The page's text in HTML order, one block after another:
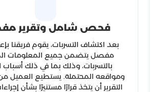
فحص شامل وتقرير
بعد اكتشاف التسربات، يقوم فريقنا
مفصل يتضمن جميع المعلومات
بالتسربات، وذلك بما في ذلك أسباب
ومواقعه المحتملة. يستطيع العميل
التقرير أن يتخذ قرارًا مستنيرًا بشأن